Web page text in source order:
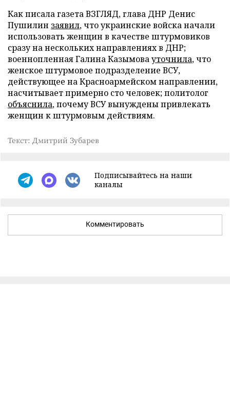
Как писала газета ВЗГЛЯД, глава ДНР Денис
Пушилин заявил, что украинские войска начали
использовать женщин в качестве штурмовиков
сразу на нескольких направлениях в ДНР;
военнопленная Галина Казымовауточнила, что
женское штурмовое подразделение ВСУ,
действующее на Красноармейском направлении,
насчитывает примерно сто человек; политолог
объяснила, почему ВСУ вынуждены привлекать
женщин к штурмовым действиям.
Текст: Дмитрий Зубарев
Подписывайтесь на наши
каналы
Комментировать